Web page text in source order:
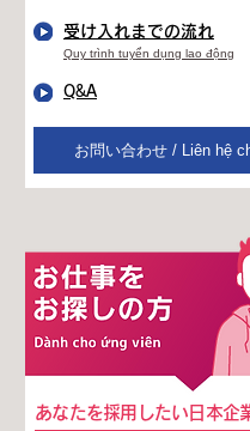
Q&A
受け入れまでの流れ
Quy trình tuyển dụng lao động
お問い合わせ / Liên hệ
あなたを採用したい日本企